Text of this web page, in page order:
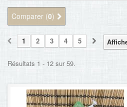
Comparer (0)
1 2 3 4 5
Résultats 1 - 12 sur 59.